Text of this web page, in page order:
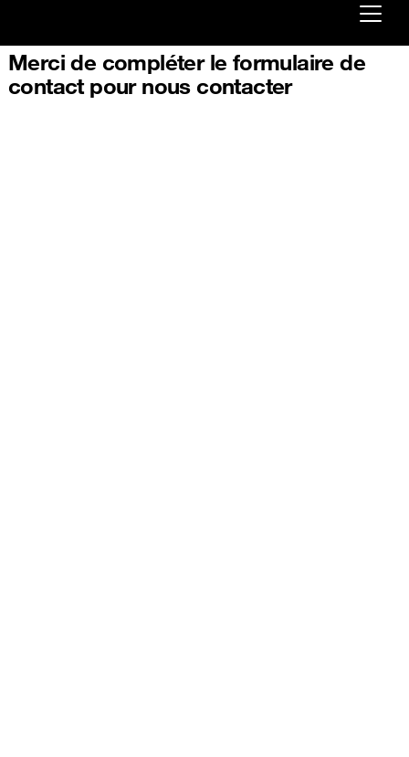
Already customer ?
Merci de compléter le formulaire de
contact pour nous contacter